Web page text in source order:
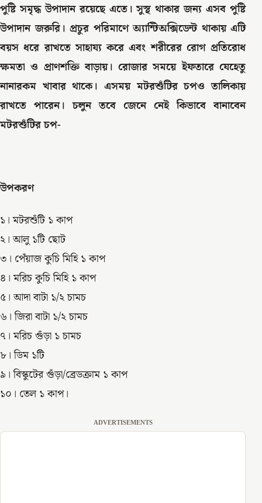
পুষ্টি সমৃদ্ধ উপাদান রয়েছে এতে। সুস্থ থাকার জন্য এসব পুষ্টি
উপাদান জরুরি। প্রচুর পরিমাণে অ্যান্টিঅক্সিডেন্ট থাকায় এটি
বয়স ধরে রাখতে সাহায্য করে এবং শরীরের রোগ প্রতিরোধ
ক্ষমতা ও প্রাণশক্তি বাড়ায়। রোজার সময়ে ইফতারে যেহেতু
নানারকম খাবার থাকে। এসময় মটরশুঁটির চপও তালিকায়
রাখতে পারেন। চলুন তবে জেনে নেই কিভাবে বানাবেন
মটরশুঁটির চপ-
উপকরণ
১। মটরশুঁটি ১ কাপ
২। আলু ১টি ছোট
৩। পেঁয়াজ কুচি মিহি ১ কাপ
৪। মরিচ কুচি মিহি ১ কাপ
৫। আদা বাটা ১/২ চামচ
৬। জিরা বাটা ১/২ চামচ
৭। মরিচ গুঁড়া ১ চামচ
৮। ডিম ১টি
৯। বিস্কুটের গুঁড়া/ব্রেডক্রাম ১ কাপ
১০। তেল ১ কাপ।
ADVERTISEMENTS